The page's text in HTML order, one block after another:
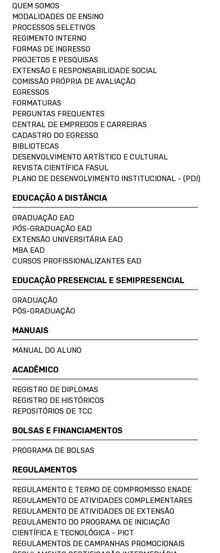
QUEM SOMOS
MODALIDADES DE ENSINO
PROCESSOS SELETIVOS
REGIMENTO INTERNO
FORMAS DE INGRESSO
PROJETOS E PESQUISAS
EXTENSÃO E RESPONSABILIDADE SOCIAL
COMISSÃO PRÓPRIA DE AVALIAÇÃO
EGRESSOS
FORMATURAS
PERGUNTAS FREQUENTES
CENTRAL DE EMPREGOS E CARREIRAS
CADASTRO DO EGRESSO
BIBLIOTECAS
DESENVOLVIMENTO ARTÍSTICO E CULTURAL
REVISTA CIENTÍFICA FASUL
PLANO DE DESENVOLVIMENTO INSTITUCIONAL - (PDI)
EDUCAÇÃO A DISTÂNCIA
GRADUAÇÃO EAD
PÓS-GRADUAÇÃO EAD
EXTENSÃO UNIVERSITÁRIA EAD
MBA EAD
CURSOS PROFISSIONALIZANTES EAD
EDUCAÇÃO PRESENCIAL E SEMIPRESENCIAL
GRADUAÇÃO
PÓS-GRADUAÇÃO
MANUAIS
MANUAL DO ALUNO
ACADÊMICO
REGISTRO DE DIPLOMAS
REGISTRO DE HISTÓRICOS
REPOSITÓRIOS DE TCC
BOLSAS E FINANCIAMENTOS
PROGRAMA DE BOLSAS
REGULAMENTOS
REGULAMENTO E TERMO DE COMPROMISSO ENADE
REGULAMENTO DE ATIVIDADES COMPLEMENTARES
REGULAMENTO DE ATIVIDADES DE EXTENSÃO
REGULAMENTO DO PROGRAMA DE INICIAÇÃO
CIENTÍFICA E TECNOLÓGICA - PICT
REGULAMENTOS DE CAMPANHAS PROMOCIONAIS